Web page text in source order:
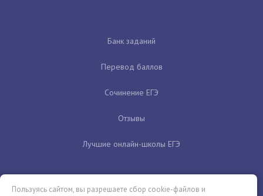
Банк заданий
Перевод баллов
Сочинение ЕГЭ
Отзывы
Лучшие онлайн-школы ЕГЭ
Пользуясь сайтом, вы разрешаете сбор cookie-файлов и